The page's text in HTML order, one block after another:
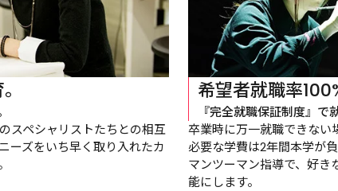
スペシャリストたちとの相互
ーズをいち早く取り入れたカ
希望者就職率
『完全就職保証制度』で
卒業時に万一就職できない
必要な学費は2年間本学が
マンツーマン指導で、好き
能にします。